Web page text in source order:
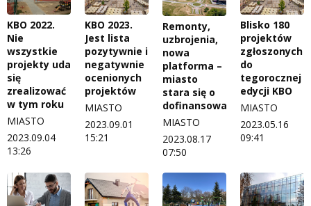
KBO 2022.
Nie
wszystkie
projekty uda
się
zrealizować
w tym roku
MIASTO
2023.09.04
13:26
KBO 2023.
Jest lista
pozytywnie i
negatywnie
ocenionych
projektów
MIASTO
2023.09.01
15:21
Remonty,
uzbrojenia,
nowa
platforma –
miasto
stara się o
dofinansowanie
MIASTO
2023.08.17
07:50
Blisko 180
projektów
zgłoszonych
do
tegorocznej
edycji KBO
MIASTO
2023.05.16
09:41